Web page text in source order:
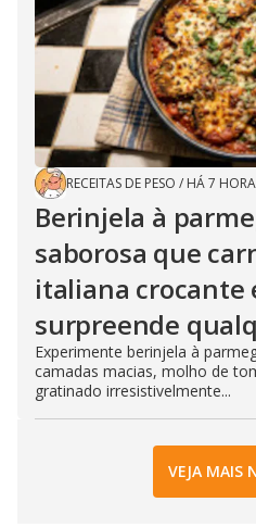
RECEITAS DE PESO / HÁ 7
Berinjela à
saborosa que
italiana crocante
surpreende
Experimente berinjela à
camadas macias, molho de
gratinado irresistivelmente...
VEJA MAIS